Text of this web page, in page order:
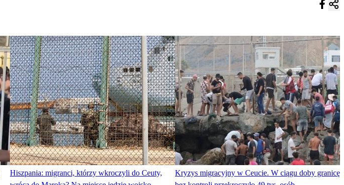
Hiszpania: migranci, którzy wkroczyli do Ceuty,
Kryzys migracyjny w Ceucie. W ciągu doby granicę